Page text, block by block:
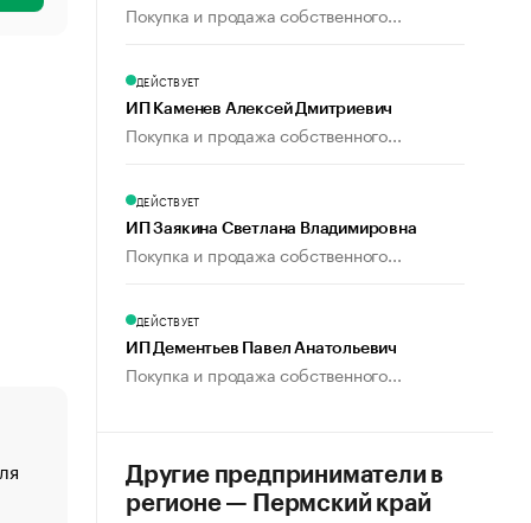
«От спорта тело стареет иначе». Как живет глава
создавшей GTA
Покупка и продажа собственного...
ДЕЙСТВУЕТ
ИП Каменев Алексей Дмитриевич
Покупка и продажа собственного...
ДЕЙСТВУЕТ
ИП Заякина Светлана Владимировна
Покупка и продажа собственного...
ДЕЙСТВУЕТ
ИП Дементьев Павел Анатольевич
Покупка и продажа собственного...
Другие предприниматели в
регионе — Пермский край